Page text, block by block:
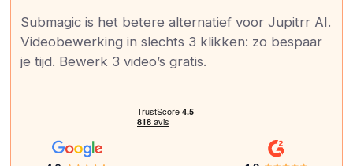
Submagic is het betere alternatief voor Jupitrr AI.
Videobewerking in slechts 3 klikken: zo bespaar
je tijd. Bewerk 3 video’s gratis.